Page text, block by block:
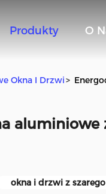
Produkty O
Okna I Drzwi>
aluminiowe
okna i drzwi z